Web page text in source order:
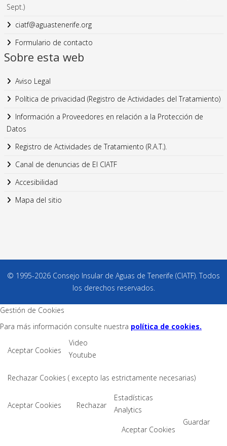
Sept.)
ciatf@aguastenerife.org
Formulario de contacto
Sobre esta web
Aviso Legal
Política de privacidad (Registro de Actividades del Tratamiento)
Información a Proveedores en relación a la Protección de
Datos
Registro de Actividades de Tratamiento (R.A.T.).
Canal de denuncias de El CIATF
Accesibilidad
Mapa del sitio
© 1995-2026 Consejo Insular de Aguas de Tenerife (CIATF). Todos
los derechos reservados.
Gestión de Cookies
Para más información consulte nuestra política de cookies.
Aceptar Cookies
Rechazar Cookies ( excepto las estrictamente necesarias)
Video
Youtube
Aceptar Cookies Rechazar
Estadísticas
Analytics
Aceptar Cookies
Guardar